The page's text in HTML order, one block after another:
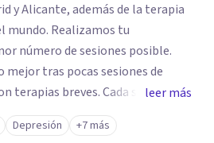
y Alicante, además de la terapia
tu
número de sesiones posible.
tras pocas sesiones de
terapias breves. Cada sesión de
y te ayudará a conseguir
especialidades destaca la
leer más
Depresión +7 más